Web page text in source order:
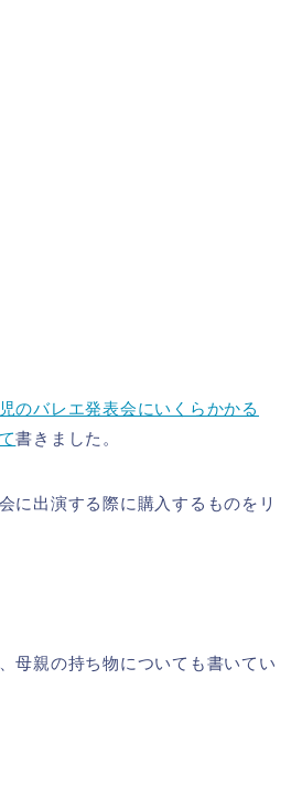
のバレエ発表会にいくらかかる
書きました。
に出演する際に購入するものをリ
母親の持ち物についても書いてい